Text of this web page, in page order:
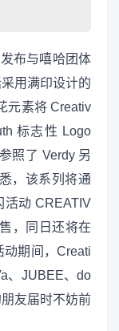
布与嘻哈团体
用满印设计的
元素将 Creativ
标志性 Logo
照了 Verdy 另
，该系列将通
活动 CREATIV
，同日还将在
动期间，Creati
、JUBEE、do
友届时不妨前